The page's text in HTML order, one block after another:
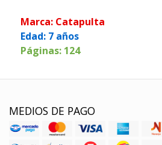
Marca: Catapulta
Edad: 7 años
Páginas: 124
MEDIOS DE PAGO